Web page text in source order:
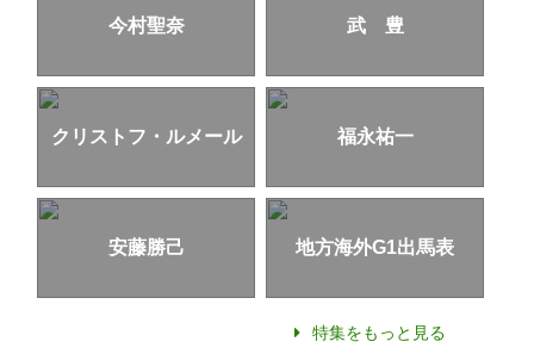
今村聖奈 武 豊
クリストフ・ルメール 福永祐一
安藤勝己 地方海外G1出馬表
特集をもっと見る